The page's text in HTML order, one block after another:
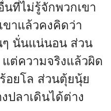
ที่ไม่รู้จักพวกเขา
ขาแล้วคงคิดว่า
ๆ นั่นแน่นอน ส่วน
ต่ความจริงแล้วผิด
อยโล ส่วนตุ้ยนุ้ย
ปลาเดินได้ต่าง